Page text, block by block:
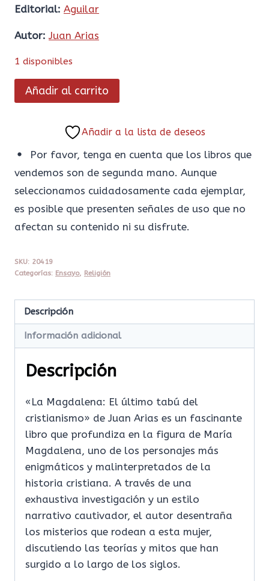
Editorial: Aguilar
Autor: Juan Arias
1 disponibles
Magdalena.
tabú
Añadir al carrito
Añadir a la lista de deseos
Por favor, tenga en cuenta que los libros que
vendemos son de segunda mano. Aunque
seleccionamos cuidadosamente cada ejemplar,
es posible que presenten señales de uso que no
afectan su contenido ni su disfrute.
SKU: 20419
Categorías: Ensayo, Religión
Descripción
Información adicional
Descripción
«La Magdalena: El último tabú del
cristianismo» de Juan Arias es un fascinante
libro que profundiza en la figura de María
Magdalena, uno de los personajes más
enigmáticos y malinterpretados de la
historia cristiana. A través de una
exhaustiva investigación y un estilo
narrativo cautivador, el autor desentraña
los misterios que rodean a esta mujer,
discutiendo las teorías y mitos que han
surgido a lo largo de los siglos.